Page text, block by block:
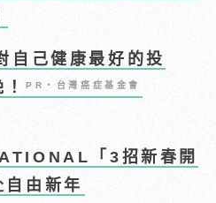
自己健康最好的投
！PR・台灣癌症基金會
「3招新春開
由新年